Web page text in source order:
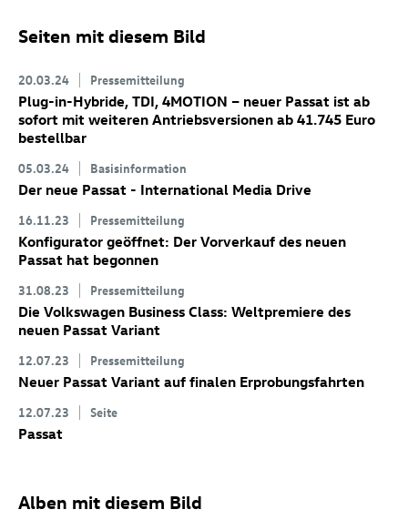
Seiten mit diesem Bild
20.03.24 Pressemitteilung
Plug-in-Hybride, TDI, 4MOTION – neuer Passat ist ab
sofort mit weiteren Antriebsversionen ab 41.745 Euro
bestellbar
05.03.24 Basisinformation
Der neue Passat - International Media Drive
16.11.23 Pressemitteilung
Konfigurator geöffnet: Der Vorverkauf des neuen
Passat hat begonnen
31.08.23 Pressemitteilung
Die Volkswagen Business Class: Weltpremiere des
neuen Passat Variant
12.07.23 Pressemitteilung
Neuer Passat Variant auf finalen Erprobungsfahrten
12.07.23 Seite
Passat
Alben mit diesem Bild